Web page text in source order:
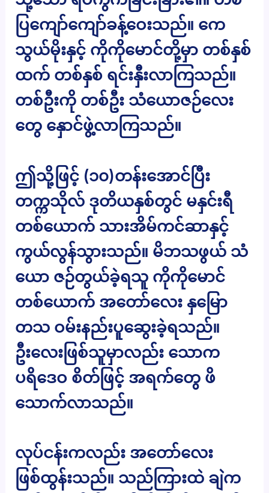
ပြကျော်ကျော်ခန့်ဝေးသည်။ ကေ
သွယ်မိုးနှင့် ကိုကိုမောင်တို့မှာ တစ်နှစ်
ထက် တစ်နှစ် ရင်းနှီးလာကြသည်။
တစ်ဦးကို တစ်ဦး သံယောဇဉ်လေး
တွေ နှောင်ဖွဲ့လာကြသည်။
ဤသို့ဖြင့် (၁၀)တန်းအောင်ပြီး
တက္ကသိုလ် ဒုတိယနှစ်တွင် မနှင်းရီ
တစ်ယောက် သားအိမ်ကင်ဆာနှင့်
ကွယ်လွန်သွားသည်။ မိဘသဖွယ် သံ
ယော ဇဉ်တွယ်ခဲ့ရသူ ကိုကိုမောင်
တစ်ယောက် အတော်လေး နှမြော
တသ ဝမ်းနည်းပူဆွေးခဲ့ရသည်။
ဦးလေးဖြစ်သူမှာလည်း သောက
ပရိဒေဝ စိတ်ဖြင့် အရက်တွေ ဖိ
သောက်လာသည်။
လုပ်ငန်းကလည်း အတော်လေး
ဖြစ်ထွန်းသည်။ သည်ကြားထဲ ချဲက